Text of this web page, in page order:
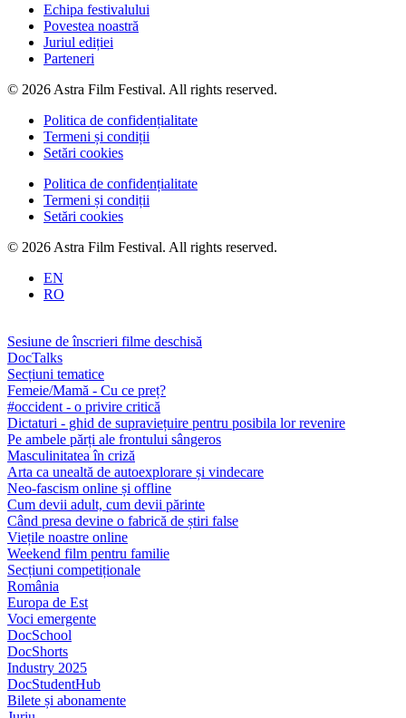
Echipa festivalului
Povestea noastră
Juriul ediției
Parteneri
© 2026 Astra Film Festival. All rights reserved.
Politica de confidențialitate
Termeni și condiții
Setări cookies
Politica de confidențialitate
Termeni și condiții
Setări cookies
© 2026 Astra Film Festival. All rights reserved.
EN
RO
Sesiune de înscrieri filme deschisă
DocTalks
Secțiuni tematice
Femeie/Mamă - Cu ce preț?
#occident - o privire critică
Dictaturi - ghid de supraviețuire pentru posibila lor revenire
Pe ambele părți ale frontului sângeros
Masculinitatea în criză
Arta ca unealtă de autoexplorare și vindecare
Neo-fascism online și offline
Cum devii adult, cum devii părinte
Când presa devine o fabrică de știri false
Viețile noastre online
Weekend film pentru familie
Secțiuni competiționale
România
Europa de Est
Voci emergente
DocSchool
DocShorts
Industry 2025
DocStudentHub
Bilete și abonamente